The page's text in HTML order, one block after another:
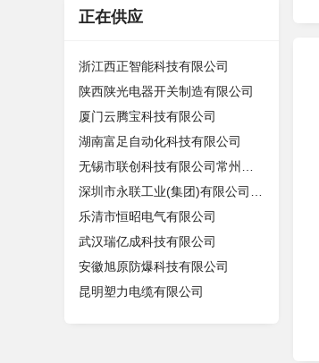
正在供应
浙江西正智能科技有限公司
陕西陕光电器开关制造有限公司
厦门云腾宝科技有限公司
湖南富足自动化科技有限公司
乐清市恒昭电气有限公司
武汉瑞亿成科技有限公司
安徽旭原防爆科技有限公司
昆明塑力电缆有限公司